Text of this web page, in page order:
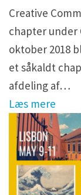
Creative
chapter under
oktober 2018
et såkaldt
afdeling af…
Læs mere